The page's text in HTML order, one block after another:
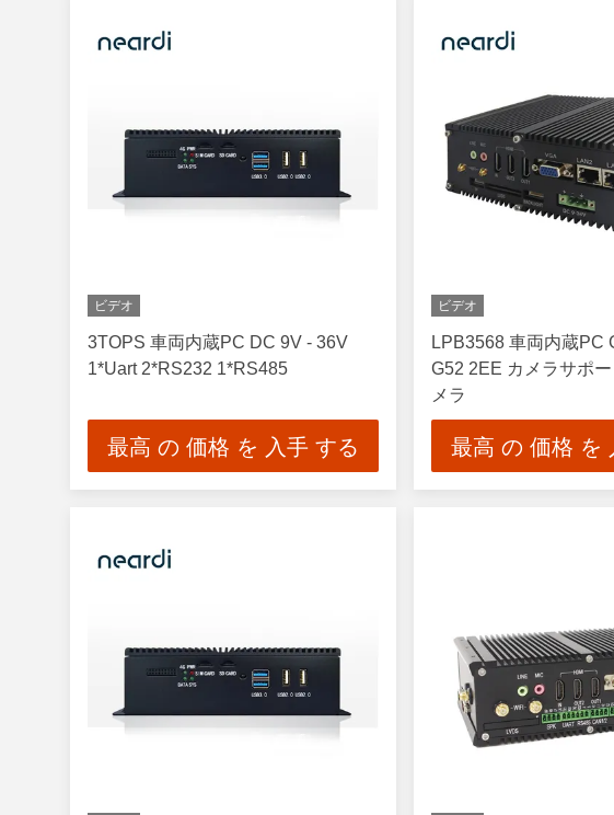
ビデオ
3TOPS 車両内蔵PC DC 9V - 36V
1*Uart 2*RS232 1*RS485
最高 の 価格 を 入手 する
ビデオ
LPB3568 車両内蔵PC
G52 2EE カメラサポ
メラ
最高 の 価格 を